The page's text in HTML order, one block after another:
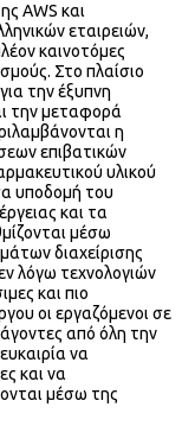
AWS και
εταιρειών,
καινοτόμες
Στο πλαίσιο
την έξυπνη
την μεταφορά
η
επιβατικών
υλικού
υποδομή του
και τα
μέσω
διαχείρισης
λόγω τεχνολογιών
και πιο
οι εργαζόμενοι σε
από όλη την
να
και να
μέσω της